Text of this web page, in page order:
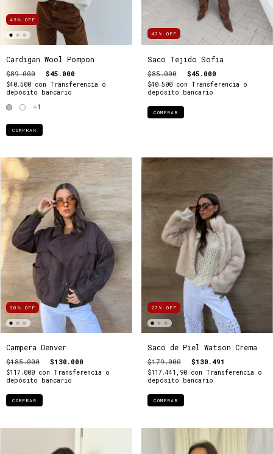
49 % OFF
Cardigan Wool Pompon
$89.000 $45.000
$40.500 con Transferencia o
depósito bancario
+1
COMPRAR
47 % OFF
Saco Tejido Sofia
$85.000 $45.000
$40.500 con Transferencia o
depósito bancario
COMPRAR
30 % OFF
Campera Denver
$185.000 $130.000
$117.000 con Transferencia o
depósito bancario
COMPRAR
27 % OFF
Saco de Piel Watson Crema
$179.000 $130.491
$117.441,90 con Transferencia o
depósito bancario
COMPRAR